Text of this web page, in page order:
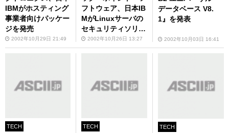
IBMがホスティング
事業者向けパッケー
ジを発売
2002年10月29日 21:49
フトウェア、日本IB
MがLinuxサーバの
セキュリティソリュ
ーション販売で協業
2002年10月26日 13:27
データベース V8.
1』を発表
2002年10月03日 16:41
TECH TECH TECH